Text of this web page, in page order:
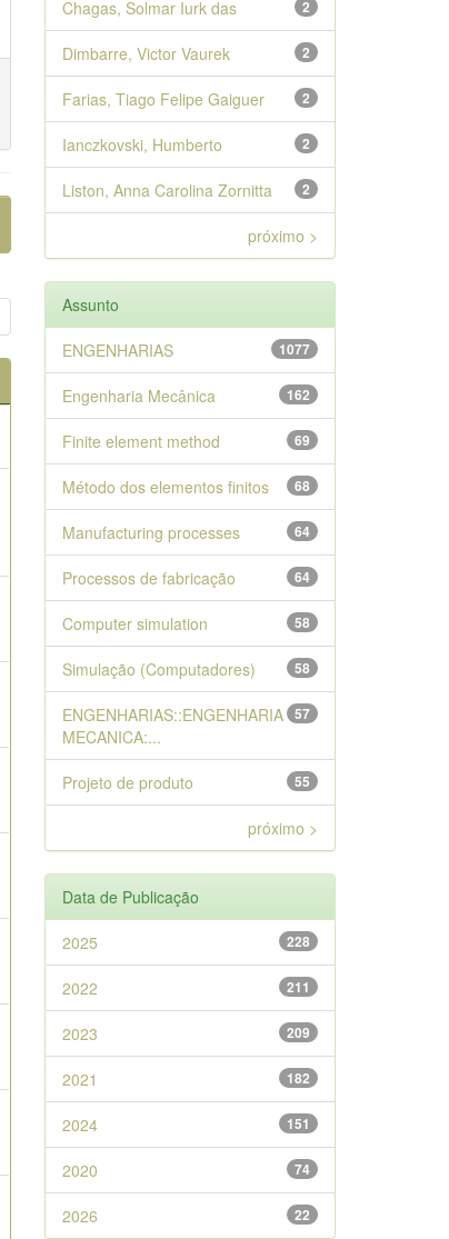
2
Chagas, Solmar Iurk das
2
Dimbarre, Victor Vaurek
2
Farias, Tiago Felipe Gaiguer
2
Ianczkovski, Humberto
2
Liston, Anna Carolina Zornitta
próximo >
Assunto
1077
ENGENHARIAS
162
Engenharia Mecânica
69
Finite element method
68
Método dos elementos finitos
64
Manufacturing processes
64
Processos de fabricação
58
Computer simulation
58
Simulação (Computadores)
57
ENGENHARIAS::ENGENHARIA
MECANICA:...
55
Projeto de produto
próximo >
Data de Publicação
228
2025
211
2022
209
2023
182
2021
151
2024
74
2020
22
2026